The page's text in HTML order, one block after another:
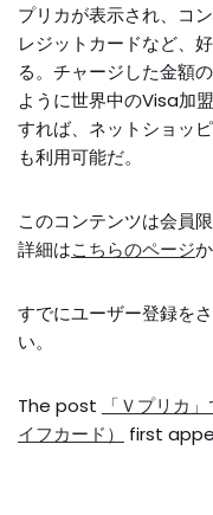
プリカが表示され、コ
レジットカードなど、
る。チャージした金額
ように世界中のVisa加
すれば、ネットショッ
も利用可能だ。
このコンテンツは会員
詳細はこちらのページ
すでにユーザー登録を
い。
The post
「Ｖプリカ
イフカード）
first